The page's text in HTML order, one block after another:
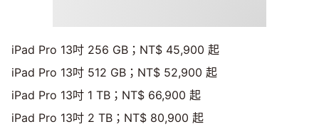
iPad Pro 13吋 256 GB；NT$ 45,900 起
iPad Pro 13吋 512 GB；NT$ 52,900 起
iPad Pro 13吋 1 TB；NT$ 66,900 起
iPad Pro 13吋 2 TB；NT$ 80,900 起